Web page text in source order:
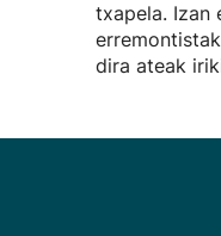
txapela. Izan
dira ateak